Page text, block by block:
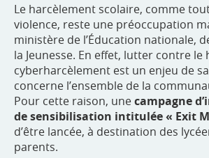
Le harcèlement scolaire, comme
violence, reste une préoccupation
ministère de l’Éducation nationale,
la Jeunesse. En effet, lutter contre
cyberharcèlement est un enjeu de
concerne l’ensemble de la
Pour cette raison, unecampagne
de sensibilisation intitulée « Exit
d’être lancée, à destination des
parents.